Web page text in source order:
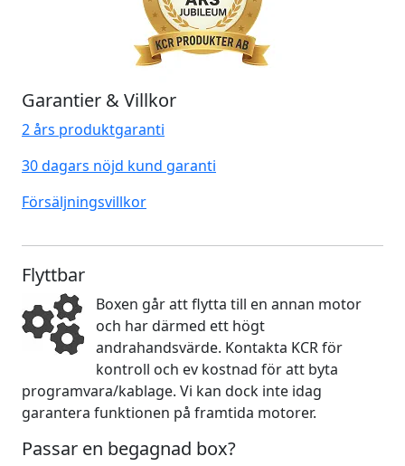
Garantier & Villkor
2 års produktgaranti
30 dagars nöjd kund garanti
Försäljningsvillkor
Flyttbar
Boxen går att flytta till en annan motor
och har därmed ett högt
andrahandsvärde. Kontakta KCR för
kontroll och ev kostnad för att byta
programvara/kablage. Vi kan dock inte idag
garantera funktionen på framtida motorer.
Passar en begagnad box?